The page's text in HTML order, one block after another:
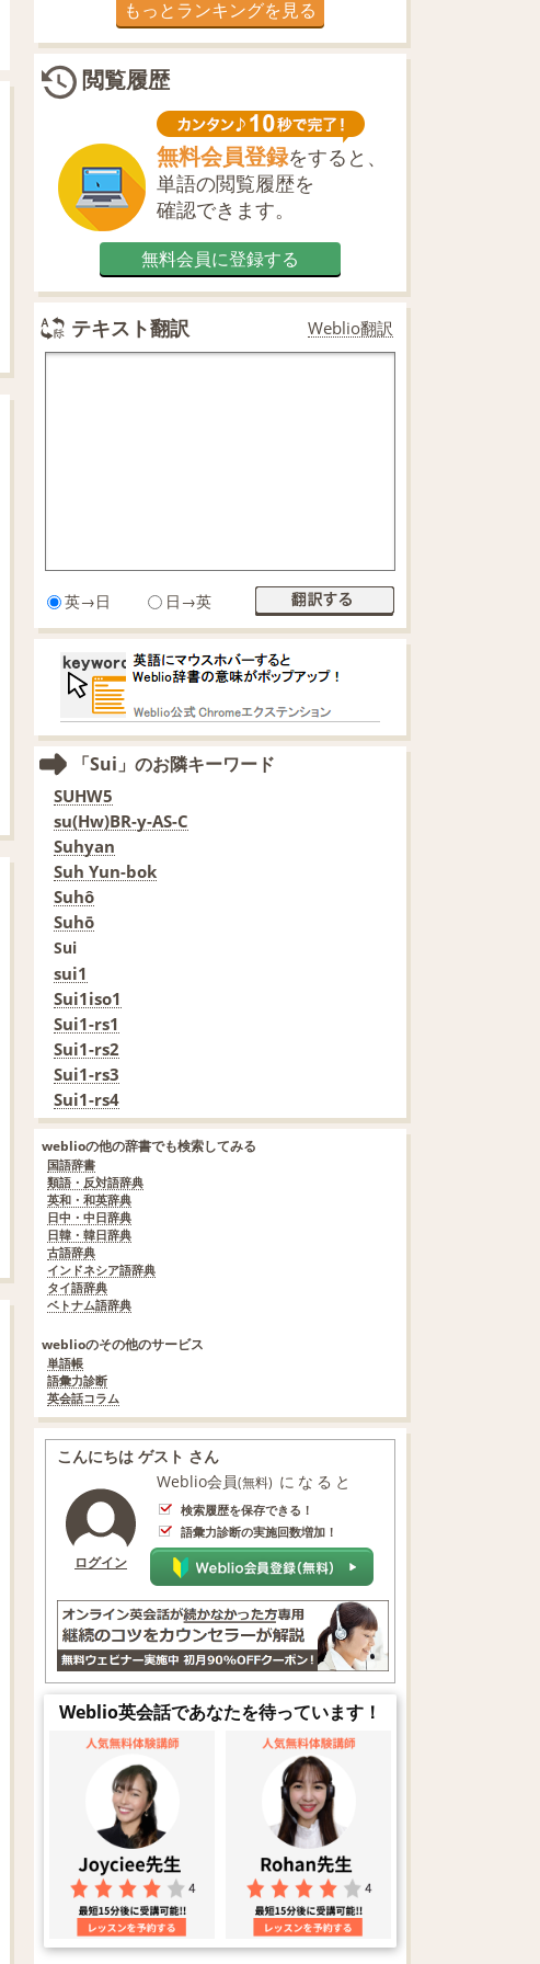
もっとランキングを見る
閲覧履歴
無料会員登録をすると、
単語の閲覧履歴を
確認できます。
無料会員に登録する
テキスト翻訳 Weblio翻訳
英→日 日→英
「Sui」のお隣キーワード
SUHW5
su(Hw)BR-y-AS-C
Suhyan
Suh Yun-bok
Suhô
Suhō
Sui
sui1
Sui1iso1
Sui1-rs1
Sui1-rs2
Sui1-rs3
Sui1-rs4
weblioの他の辞書でも検索してみる
国語辞書
類語・反対語辞典
英和・和英辞典
日中・中日辞典
日韓・韓日辞典
古語辞典
インドネシア語辞典
タイ語辞典
ベトナム語辞典
weblioのその他のサービス
単語帳
語彙力診断
英会話コラム
こんにちは ゲスト さん
ログイン
Weblio会員(無料) になると
検索履歴を保存できる！
語彙力診断の実施回数増加！
Weblio英会話であなたを待っています！